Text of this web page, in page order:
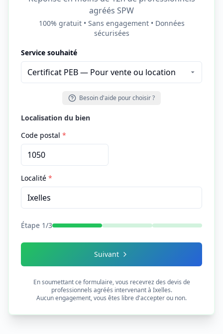
agréés SPW
100% gratuit • Sans engagement • Données
sécurisées
Service souhaité
Besoin d'aide pour choisir ?
Localisation du bien
Code postal *
Localité *
Étape 1/3
Suivant
En soumettant ce formulaire, vous recevrez des devis de
professionnels agréés intervenant à Ixelles.
Aucun engagement, vous êtes libre d'accepter ou non.